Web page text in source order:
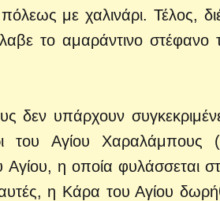
με χαλινάρι. Τέλος,
το αμαράντινο στέφανο
δεν υπάρχουν
του Αγίου
Αγίου, η οποία φυλάσσεται
η Κάρα του Αγίου